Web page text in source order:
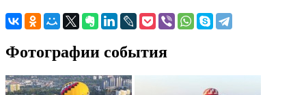
Фотографии события